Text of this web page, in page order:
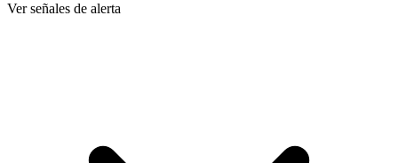
Ver señales de alerta